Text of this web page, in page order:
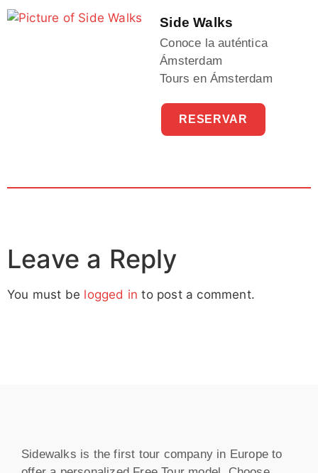
Side Walks
Conoce la auténtica
Ámsterdam
Tours en Ámsterdam
RESERVAR
Leave a Reply
You must be logged in to post a comment.
Sidewalks is the first tour company in Europe to